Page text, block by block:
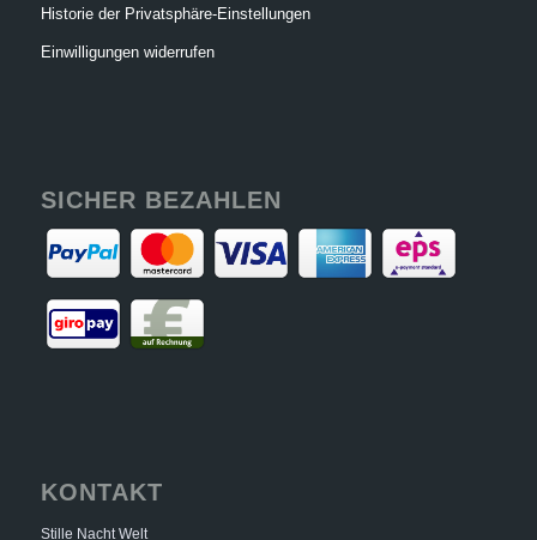
Historie der Privatsphäre-Einstellungen
Einwilligungen widerrufen
SICHER BEZAHLEN
KONTAKT
Stille Nacht Welt